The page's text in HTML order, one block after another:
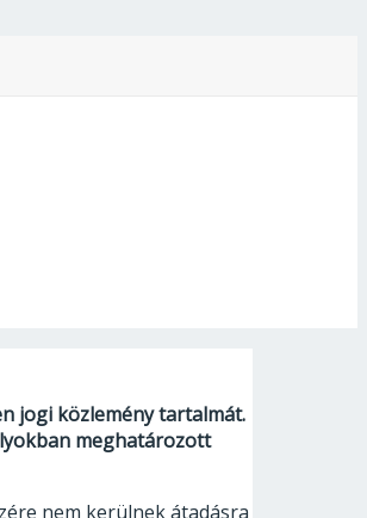
jogi közlemény tartalmát.
meghatározott
nem kerülnek átadásra